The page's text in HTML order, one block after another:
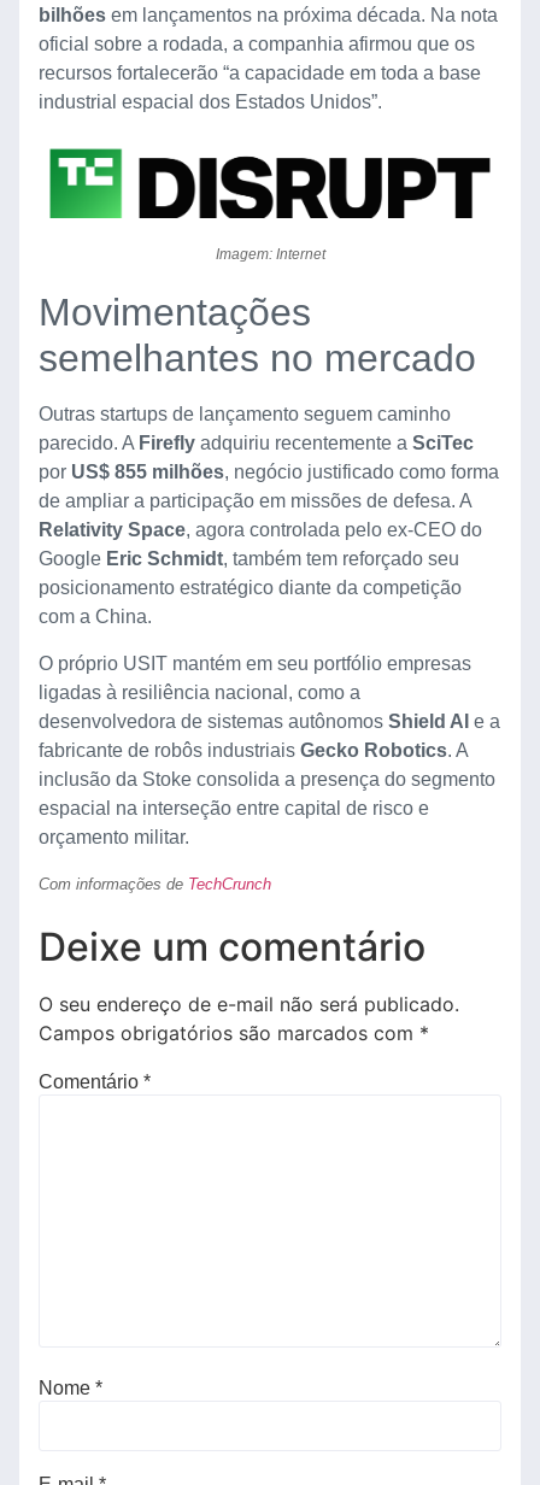
bilhões em lançamentos na próxima década. Na nota
oficial sobre a rodada, a companhia afirmou que os
recursos fortalecerão “a capacidade em toda a base
industrial espacial dos Estados Unidos”.
Imagem: Internet
Movimentações
semelhantes no mercado
Outras startups de lançamento seguem caminho
parecido. A Firefly adquiriu recentemente a SciTec
por US$ 855 milhões, negócio justificado como forma
de ampliar a participação em missões de defesa. A
Relativity Space, agora controlada pelo ex-CEO do
Google Eric Schmidt, também tem reforçado seu
posicionamento estratégico diante da competição
com a China.
O próprio USIT mantém em seu portfólio empresas
ligadas à resiliência nacional, como a
desenvolvedora de sistemas autônomos Shield AI e a
fabricante de robôs industriais Gecko Robotics. A
inclusão da Stoke consolida a presença do segmento
espacial na interseção entre capital de risco e
orçamento militar.
Com informações de TechCrunch
Deixe um comentário
O seu endereço de e-mail não será publicado.
Campos obrigatórios são marcados com *
Comentário *
Nome *